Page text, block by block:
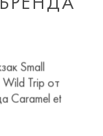
самовывоза
картами Visa,
(СБП)